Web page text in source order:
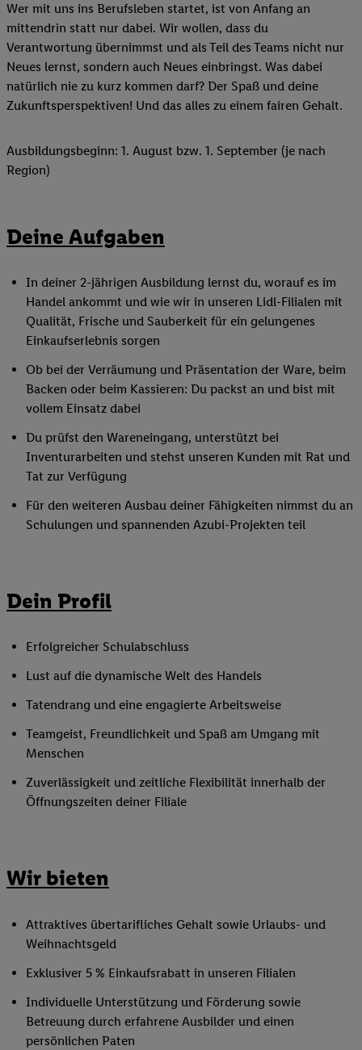
Wer mit uns ins Berufsleben startet, ist von Anfang an
mittendrin statt nur dabei. Wir wollen, dass du
Verantwortung übernimmst und als Teil des Teams nicht nur
Neues lernst, sondern auch Neues einbringst. Was dabei
natürlich nie zu kurz kommen darf? Der Spaß und deine
Zukunftsperspektiven! Und das alles zu einem fairen Gehalt.
Ausbildungsbeginn: 1. August bzw. 1. September (je nach
Region)
Deine Aufgaben
In deiner 2-jährigen Ausbildung lernst du, worauf es im
Handel ankommt und wie wir in unseren Lidl-Filialen mit
Qualität, Frische und Sauberkeit für ein gelungenes
Einkaufserlebnis sorgen
Ob bei der Verräumung und Präsentation der Ware, beim
Backen oder beim Kassieren: Du packst an und bist mit
vollem Einsatz dabei
Du prüfst den Wareneingang, unterstützt bei
Inventurarbeiten und stehst unseren Kunden mit Rat und
Tat zur Verfügung
Für den weiteren Ausbau deiner Fähigkeiten nimmst du an
Schulungen und spannenden Azubi-Projekten teil
Dein Profil
Erfolgreicher Schulabschluss
Lust auf die dynamische Welt des Handels
Tatendrang und eine engagierte Arbeitsweise
Teamgeist, Freundlichkeit und Spaß am Umgang mit
Menschen
Zuverlässigkeit und zeitliche Flexibilität innerhalb der
Öffnungszeiten deiner Filiale
Wir bieten
Attraktives übertarifliches Gehalt sowie Urlaubs- und
Weihnachtsgeld
Exklusiver 5 % Einkaufsrabatt in unseren Filialen
Individuelle Unterstützung und Förderung sowie
Betreuung durch erfahrene Ausbilder und einen
persönlichen Paten